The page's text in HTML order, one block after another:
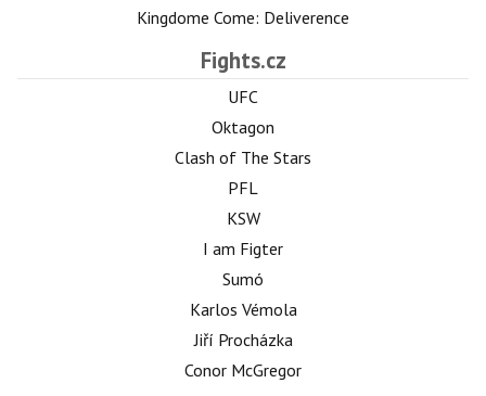
Kingdome Come: Deliverence
Fights.cz
UFC
Oktagon
Clash of The Stars
PFL
KSW
I am Figter
Sumó
Karlos Vémola
Jiří Procházka
Conor McGregor